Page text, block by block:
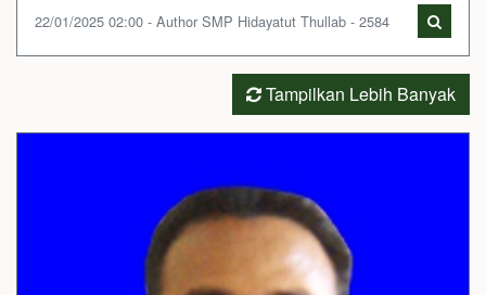
22/01/2025 02:00 - Author SMP Hidayatut Thullab - 2584
Tampilkan Lebih Banyak